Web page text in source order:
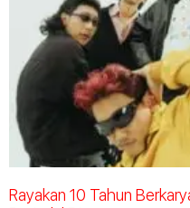
Rayakan 10 Tahun